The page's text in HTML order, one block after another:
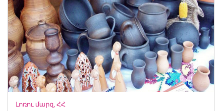
Լոռու մարզ, ՀՀ